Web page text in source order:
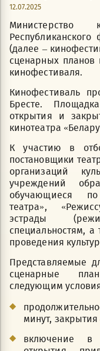
12.07.2025
Министерство
(далее –
сценарных
кинофестиваля.
Кинофестиваль
Бресте.
открытия и
кинотеатра
К участию в
постановщики
организаций
учреждений
обучающиеся по
театра»,
эстрады
специальностям,
проведения
Представляемые
сценарные
следующим
минут, закрытия
включение в